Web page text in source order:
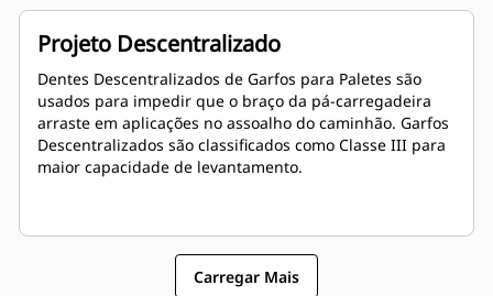
Projeto Descentralizado
Dentes Descentralizados de Garfos para Paletes são
usados para impedir que o braço da pá-carregadeira
arraste em aplicações no assoalho do caminhão. Garfos
Descentralizados são classificados como Classe III para
maior capacidade de levantamento.
Carregar Mais